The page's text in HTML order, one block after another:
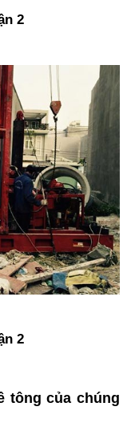
2
2
tông của chúng